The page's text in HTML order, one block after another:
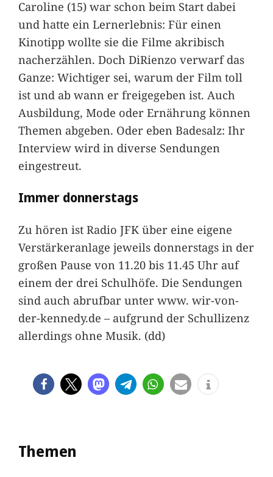
Caroline (15) war schon beim Start dabei
und hatte ein Lernerlebnis: Für einen
Kinotipp wollte sie die Filme akribisch
nacherzählen. Doch DiRienzo verwarf das
Ganze: Wichtiger sei, warum der Film toll
ist und ab wann er freigegeben ist. Auch
Ausbildung, Mode oder Ernährung können
Themen abgeben. Oder eben Badesalz: Ihr
Interview wird in diverse Sendungen
eingestreut.
Immer donnerstags
Zu hören ist Radio JFK über eine eigene
Verstärkeranlage jeweils donnerstags in der
großen Pause von 11.20 bis 11.45 Uhr auf
einem der drei Schulhöfe. Die Sendungen
sind auch abrufbar unter www. wir-von-
der-kennedy.de – aufgrund der Schullizenz
allerdings ohne Musik. (dd)
Themen